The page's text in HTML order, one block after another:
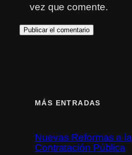
vez que comente.
MÁS ENTRADAS
Nuevas Reformas a la
Contratación Pública